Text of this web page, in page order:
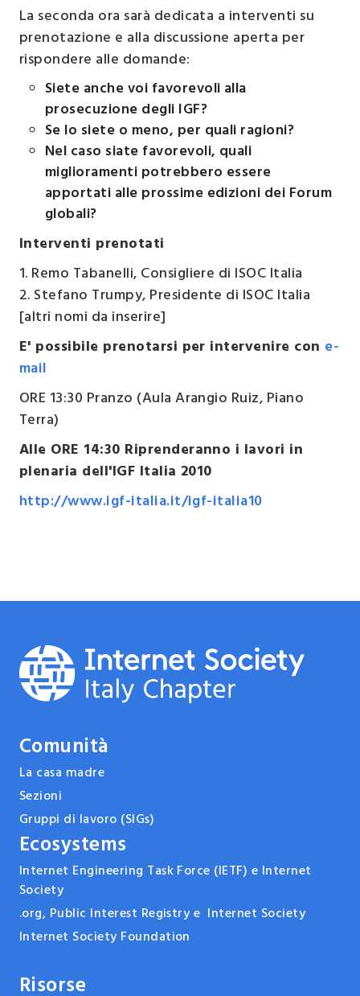
La seconda ora sarà dedicata a interventi su
prenotazione e alla discussione aperta per
rispondere alle domande:
Siete anche voi favorevoli alla
prosecuzione degli IGF?
Se lo siete o meno, per quali ragioni?
Nel caso siate favorevoli, quali
miglioramenti potrebbero essere
apportati alle prossime edizioni dei Forum
globali?
Interventi prenotati
1. Remo Tabanelli, Consigliere di ISOC Italia
2. Stefano Trumpy, Presidente di ISOC Italia
[altri nomi da inserire]
E' possibile prenotarsi per intervenire con e-
mail
ORE 13:30 Pranzo (Aula Arangio Ruiz, Piano
Terra)
Alle ORE 14:30 Riprenderanno i lavori in
plenaria dell'IGF Italia 2010
http://www.igf-italia.it/igf-italia10
Comunità
La casa madre
Sezioni
Gruppi di lavoro (SIGs)
Ecosystems
Internet Engineering Task Force (IETF) e Internet
Society
.org, Public Interest Registry e Internet Society
Internet Society Foundation
Risorse